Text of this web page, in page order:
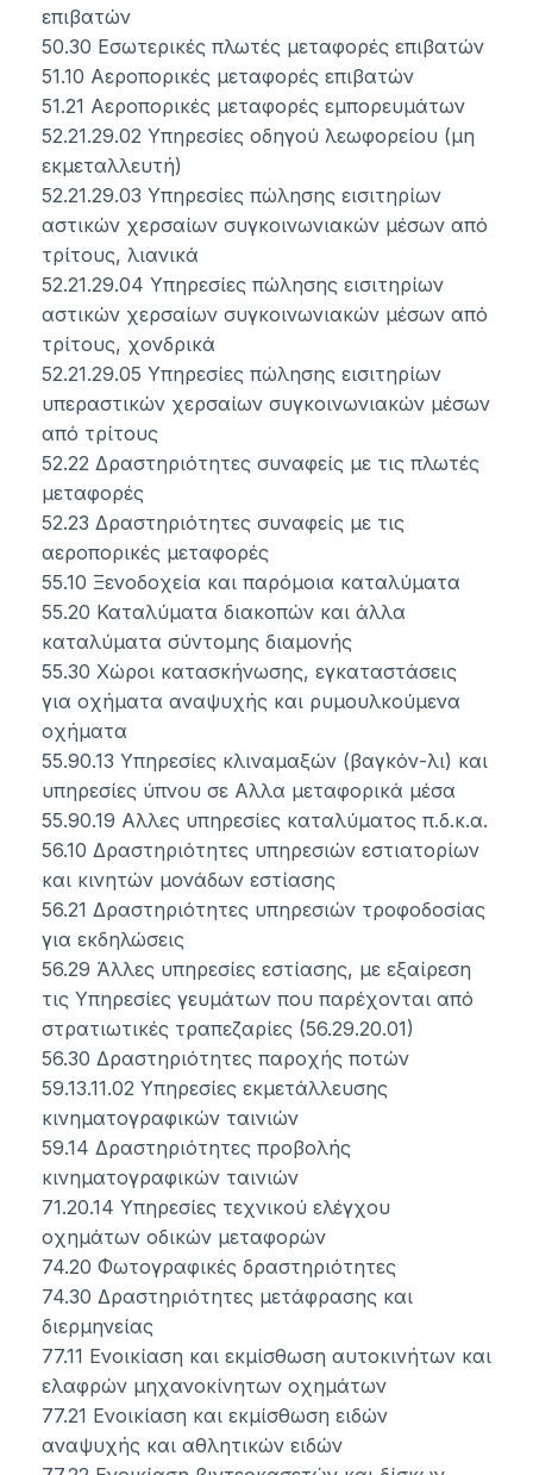
επιβατών
50.30 Εσωτερικές πλωτές μεταφορές επιβατών
51.10 Αεροπορικές μεταφορές επιβατών
51.21 Αεροπορικές μεταφορές εμπορευμάτων
52.21.29.02 Υπηρεσίες οδηγού λεωφορείου (μη
εκμεταλλευτή)
52.21.29.03 Υπηρεσίες πώλησης εισιτηρίων
αστικών χερσαίων συγκοινωνιακών μέσων από
τρίτους, λιανικά
52.21.29.04 Υπηρεσίες πώλησης εισιτηρίων
αστικών χερσαίων συγκοινωνιακών μέσων από
τρίτους, χονδρικά
52.21.29.05 Υπηρεσίες πώλησης εισιτηρίων
υπεραστικών χερσαίων συγκοινωνιακών μέσων
από τρίτους
52.22 Δραστηριότητες συναφείς με τις πλωτές
μεταφορές
52.23 Δραστηριότητες συναφείς με τις
αεροπορικές μεταφορές
55.10 Ξενοδοχεία και παρόμοια καταλύματα
55.20 Καταλύματα διακοπών και άλλα
καταλύματα σύντομης διαμονής
55.30 Χώροι κατασκήνωσης, εγκαταστάσεις
για οχήματα αναψυχής και ρυμουλκούμενα
οχήματα
55.90.13 Υπηρεσίες κλιναμαξών (βαγκόν-λι) και
υπηρεσίες ύπνου σε Αλλα μεταφορικά μέσα
55.90.19 Αλλες υπηρεσίες καταλύματος π.δ.κ.α.
56.10 Δραστηριότητες υπηρεσιών εστιατορίων
και κινητών μονάδων εστίασης
56.21 Δραστηριότητες υπηρεσιών τροφοδοσίας
για εκδηλώσεις
56.29 Άλλες υπηρεσίες εστίασης, με εξαίρεση
τις Υπηρεσίες γευμάτων που παρέχονται από
στρατιωτικές τραπεζαρίες (56.29.20.01)
56.30 Δραστηριότητες παροχής ποτών
59.13.11.02 Υπηρεσίες εκμετάλλευσης
κινηματογραφικών ταινιών
59.14 Δραστηριότητες προβολής
κινηματογραφικών ταινιών
71.20.14 Υπηρεσίες τεχνικού ελέγχου
οχημάτων οδικών μεταφορών
74.20 Φωτογραφικές δραστηριότητες
74.30 Δραστηριότητες μετάφρασης και
διερμηνείας
77.11 Ενοικίαση και εκμίσθωση αυτοκινήτων και
ελαφρών μηχανοκίνητων οχημάτων
77.21 Ενοικίαση και εκμίσθωση ειδών
αναψυχής και αθλητικών ειδών